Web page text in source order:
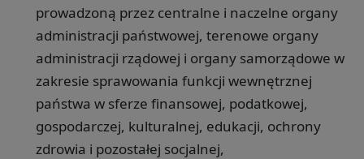
prowadzoną przez centralne i naczelne organy
administracji państwowej, terenowe organy
administracji rządowej i organy samorządowe w
zakresie sprawowania funkcji wewnętrznej
państwa w sferze finansowej, podatkowej,
gospodarczej, kulturalnej, edukacji, ochrony
zdrowia i pozostałej socjalnej,